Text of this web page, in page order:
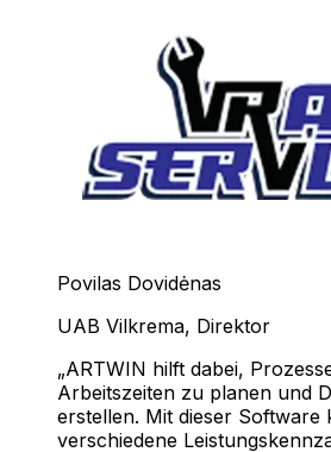
Povilas Dovidėnas
UAB Vilkrema, Direktor
ARTWIN hilft dabei,
Arbeitszeiten zu planen und
erstellen. Mit dieser Software
verschiedene